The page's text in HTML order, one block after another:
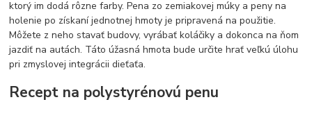
ktorý im dodá rôzne farby. Pena zo zemiakovej múky a peny na
holenie po získaní jednotnej hmoty je pripravená na použitie.
Môžete z neho stavať budovy, vyrábať koláčiky a dokonca na ňom
jazdiť na autách. Táto úžasná hmota bude určite hrať veľkú úlohu
pri zmyslovej integrácii dieťaťa.
Recept na polystyrénovú penu